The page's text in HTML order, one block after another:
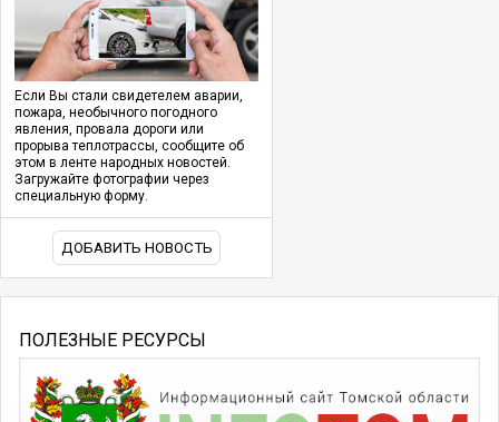
Если Вы стали свидетелем аварии,
пожара, необычного погодного
явления, провала дороги или
прорыва теплотрассы, сообщите об
этом в ленте народных новостей.
Загружайте фотографии через
специальную форму.
ДОБАВИТЬ НОВОСТЬ
ПОЛЕЗНЫЕ РЕСУРСЫ